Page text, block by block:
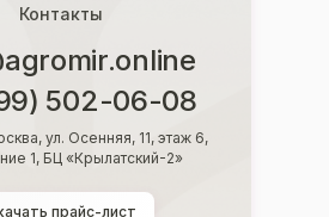
прайс-лист
Контакты
ул. Осенняя, 11, этаж 6,
1, БЦ «Крылатский-2»
502-06-08